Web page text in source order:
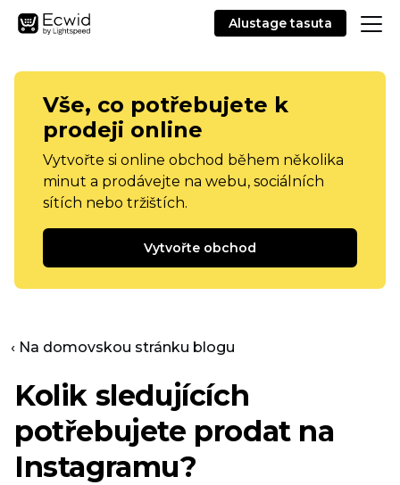
Alustage tasuta
Vše, co potřebujete k
prodeji online
Vytvořte si online obchod během několika
minut a prodávejte na webu, sociálních
sítích nebo tržištích.
Vytvořte obchod
‹ Na domovskou stránku blogu
Kolik sledujících
potřebujete prodat na
Instagramu?